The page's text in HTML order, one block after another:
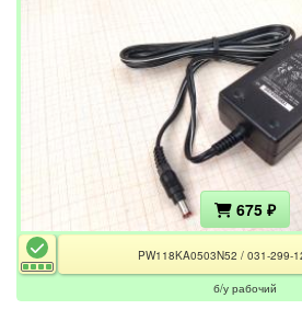
675 ₽
PW118KA0503N52 / 031-299-
б/у рабочий